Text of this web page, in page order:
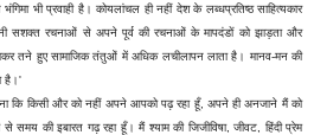
भी प्रवाही है। कोयलांचल ही नहीं देश के लब्धप्रतिष्ठ साहित्यकार
सशक्त रचनाओं से अपने पूर्व की रचनाओं के मापदंडों को झाड़ता और
तने हुए सामाजिक तंतुओं में अधिक लचीलापन लाता है। मानव-मन की
है।'
कि किसी और को नहीं अपने आपको पढ़ रहा हूँ, अपने ही अनजाने मैं को
समय की इबारत गढ़ रहा हूँ। मैं श्याम की जिजीविषा, जीवट, हिंदी प्रेम